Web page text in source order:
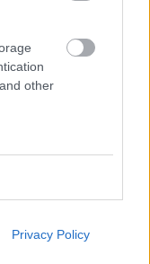
other
Privacy Policy